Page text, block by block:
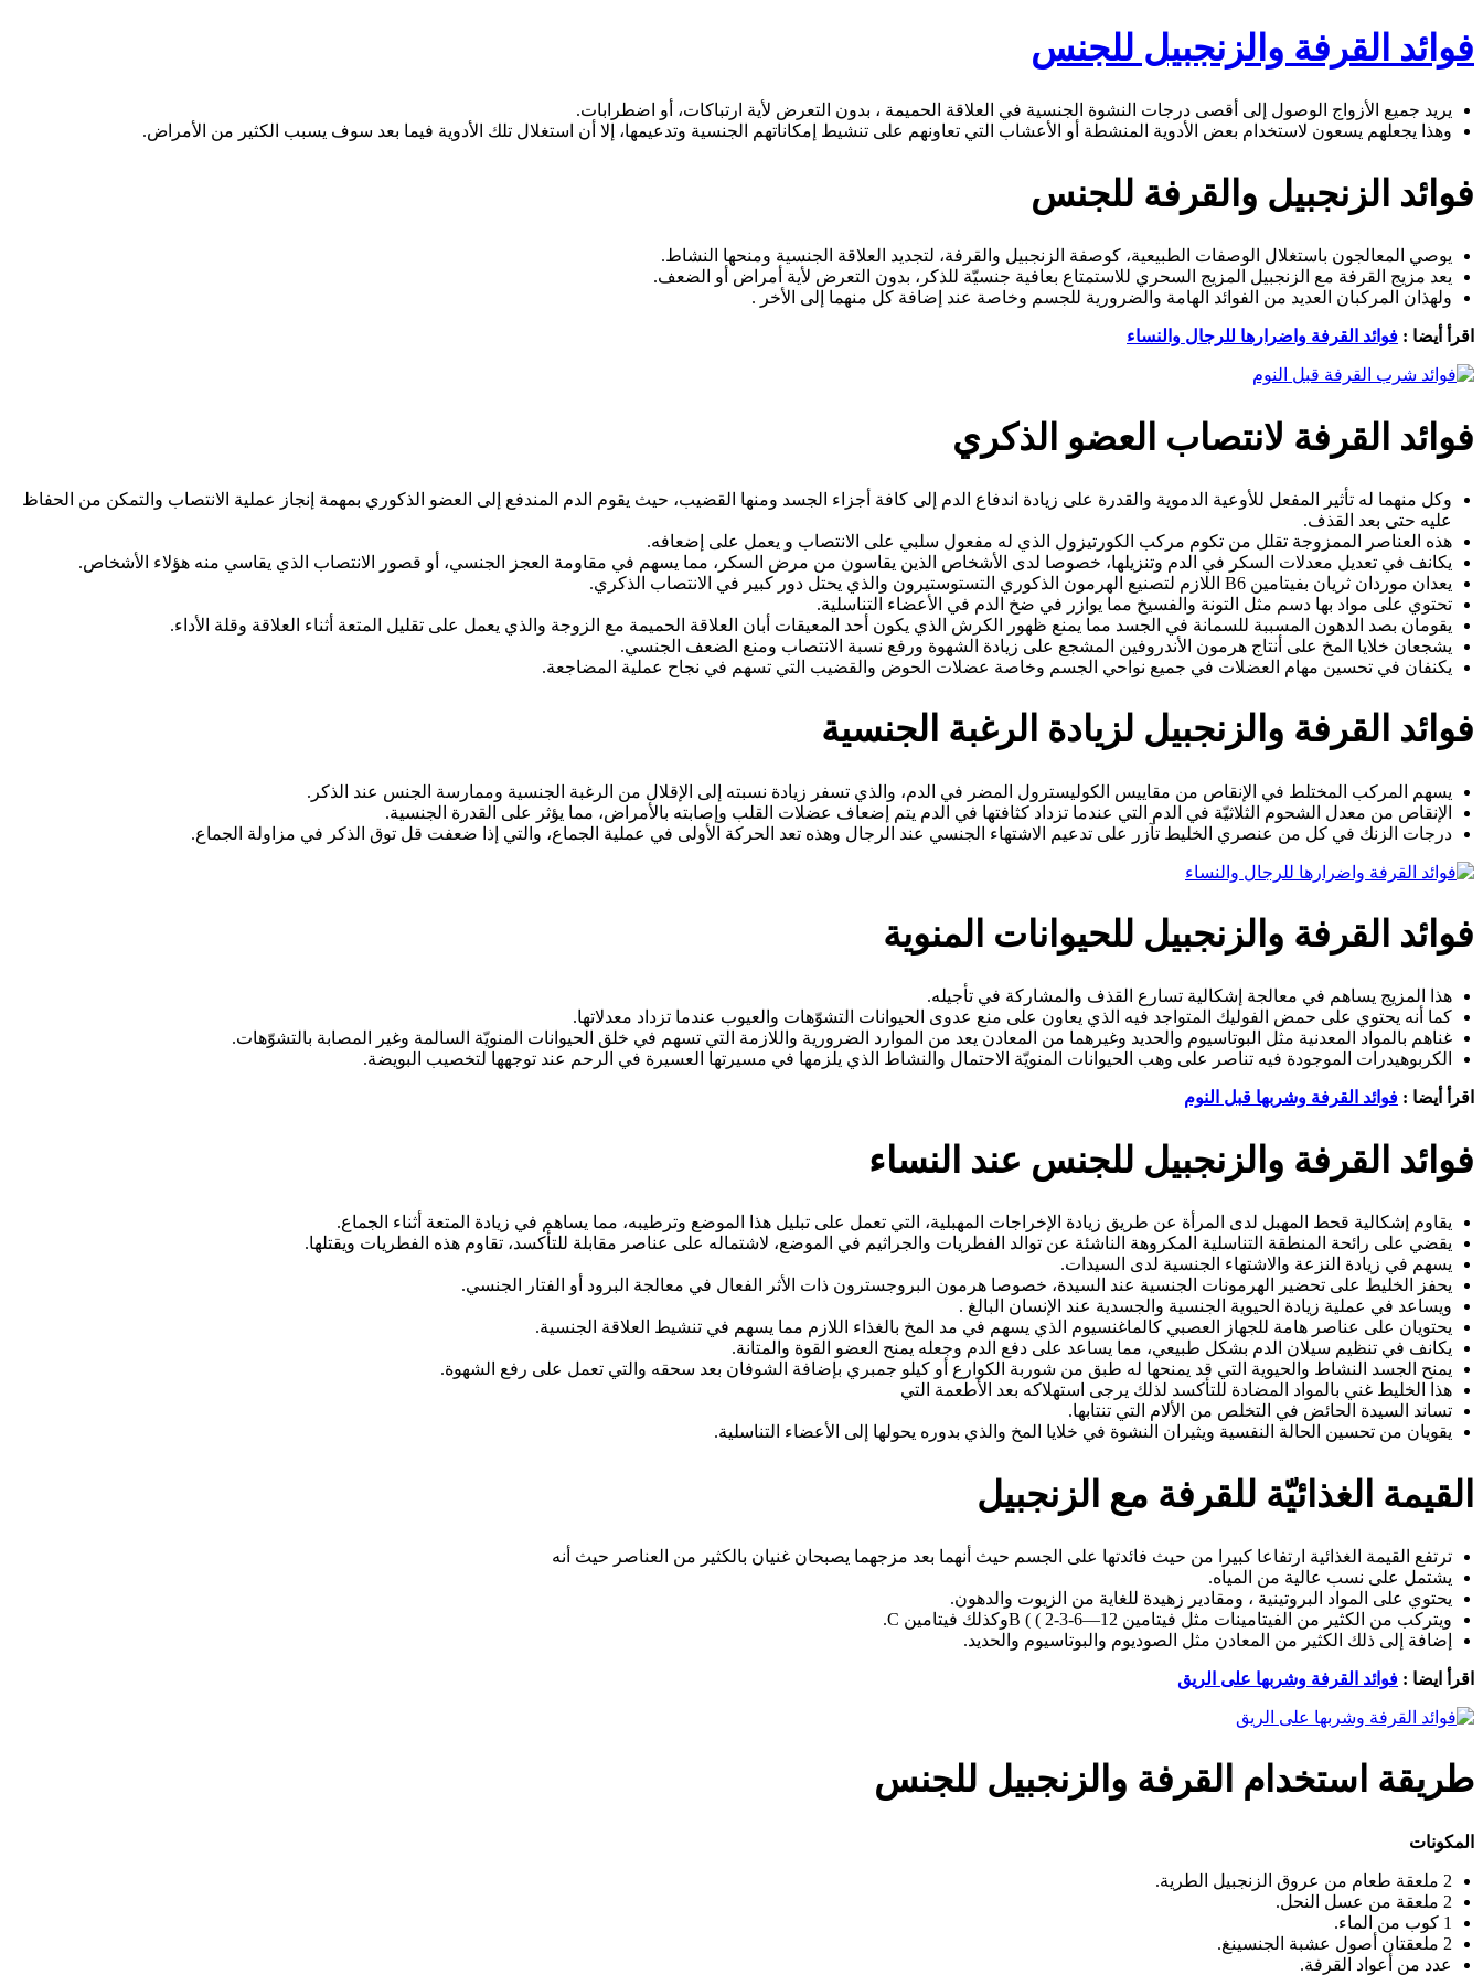
فوائد القرفة والزنجبيل للجنس
يريد جميع الأزواج الوصول إلى أقصى درجات النشوة الجنسية في العلاقة الحميمة ، بدون التعرض لأية ارتباكات، أو اضطرابات.
وهذا يجعلهم يسعون لاستخدام بعض الأدوية المنشطة أو الأعشاب التي تعاونهم على تنشيط إمكاناتهم الجنسية وتدعيمها، إلا أن استغلال تلك الأدوية فيما بعد سوف يسبب الكثير من الأمراض.
فوائد الزنجبيل والقرفة للجنس
يوصي المعالجون باستغلال الوصفات الطبيعية، كوصفة الزنجبيل والقرفة، لتجديد العلاقة الجنسية ومنحها النشاط.
يعد مزيج القرفة مع الزنجبيل المزيج السحري للاستمتاع بعافية جنسيّة للذكر، بدون التعرض لأية أمراض أو الضعف.
ولهذان المركبان العديد من الفوائد الهامة والضرورية للجسم وخاصة عند إضافة كل منهما إلى الأخر .
اقرأ أيضا : فوائد القرفة واضرارها للرجال والنساء
فوائد القرفة لانتصاب العضو الذكري
وكل منهما له تأثير المفعل للأوعية الدموية والقدرة على زيادة اندفاع الدم إلى كافة أجزاء الجسد ومنها القضيب، حيث يقوم الدم المندفع إلى العضو الذكوري بمهمة إنجاز عملية الانتصاب والتمكن من الحفاظ
عليه حتى بعد القذف.
هذه العناصر الممزوجة تقلل من تكوم مركب الكورتيزول الذي له مفعول سلبي على الانتصاب و يعمل على إضعافه.
يكانف في تعديل معدلات السكر في الدم وتنزيلها، خصوصا لدى الأشخاص الذين يقاسون من مرض السكر، مما يسهم في مقاومة العجز الجنسي، أو قصور الانتصاب الذي يقاسي منه هؤلاء الأشخاص.
يعدان موردان ثريان بفيتامين B6 اللازم لتصنيع الهرمون الذكوري التستوستيرون والذي يحتل دور كبير في الانتصاب الذكري.
تحتوي على مواد بها دسم مثل التونة والفسيخ مما يوازر في ضخ الدم في الأعضاء التناسلية.
يقومان بصد الدهون المسببة للسمانة في الجسد مما يمنع ظهور الكرش الذي يكون أحد المعيقات أبان العلاقة الحميمة مع الزوجة والذي يعمل على تقليل المتعة أثناء العلاقة وقلة الأداء.
يشجعان خلايا المخ على أنتاج هرمون الأندروفين المشجع على زيادة الشهوة ورفع نسبة الانتصاب ومنع الضعف الجنسي.
يكنفان في تحسين مهام العضلات في جميع نواحي الجسم وخاصة عضلات الحوض والقضيب التي تسهم في نجاح عملية المضاجعة.
فوائد القرفة والزنجبيل لزيادة الرغبة الجنسية
يسهم المركب المختلط في الإنقاص من مقاييس الكوليسترول المضر في الدم، والذي تسفر زيادة نسبته إلى الإقلال من الرغبة الجنسية وممارسة الجنس عند الذكر.
الإنقاص من معدل الشحوم الثلاثيّة في الدم التي عندما تزداد كثافتها في الدم يتم إضعاف عضلات القلب وإصابته بالأمراض، مما يؤثر على القدرة الجنسية.
درجات الزنك في كل من عنصري الخليط تآزر على تدعيم الاشتهاء الجنسي عند الرجال وهذه تعد الحركة الأولى في عملية الجماع، والتي إذا ضعفت قل توق الذكر في مزاولة الجماع.
فوائد القرفة والزنجبيل للحيوانات المنوية
هذا المزيج يساهم في معالجة إشكالية تسارع القذف والمشاركة في تأجيله.
كما أنه يحتوي على حمض الفوليك المتواجد فيه الذي يعاون على منع عدوى الحيوانات التشوّهات والعيوب عندما تزداد معدلاتها.
غناهم بالمواد المعدنية مثل البوتاسيوم والحديد وغيرهما من المعادن يعد من الموارد الضرورية واللازمة التي تسهم في خلق الحيوانات المنويّة السالمة وغير المصابة بالتشوّهات.
الكربوهيدرات الموجودة فيه تناصر على وهب الحيوانات المنويّة الاحتمال والنشاط الذي يلزمها في مسيرتها العسيرة في الرحم عند توجهها لتخصيب البويضة.
اقرأ أيضا : فوائد القرفة وشربها قبل النوم
فوائد القرفة والزنجبيل للجنس عند النساء
يقاوم إشكالية قحط المهبل لدى المرأة عن طريق زيادة الإخراجات المهبلية، التي تعمل على تبليل هذا الموضع وترطيبه، مما يساهم في زيادة المتعة أثناء الجماع.
يقضي على رائحة المنطقة التناسلية المكروهة الناشئة عن توالد الفطريات والجراثيم في الموضع، لاشتماله على عناصر مقابلة للتأكسد، تقاوم هذه الفطريات ويقتلها.
يسهم في زيادة النزعة والاشتهاء الجنسية لدى السيدات.
يحفز الخليط على تحضير الهرمونات الجنسية عند السيدة، خصوصا هرمون البروجسترون ذات الأثر الفعال في معالجة البرود أو الفتار الجنسي.
ويساعد في عملية زيادة الحيوية الجنسية والجسدية عند الإنسان البالغ .
يحتويان على عناصر هامة للجهاز العصبي كالماغنسيوم الذي يسهم في مد المخ بالغذاء اللازم مما يسهم في تنشيط العلاقة الجنسية.
يكانف في تنظيم سيلان الدم بشكل طبيعي، مما يساعد على دفع الدم وجعله يمنح العضو القوة والمتانة.
يمنح الجسد النشاط والحيوية التي قد يمنحها له طبق من شوربة الكوارع أو كيلو جمبري بإضافة الشوفان بعد سحقه والتي تعمل على رفع الشهوة.
هذا الخليط غني بالمواد المضادة للتأكسد لذلك يرجى استهلاكه بعد الأطعمة التي
تساند السيدة الحائض في التخلص من الألام التي تنتابها.
يقويان من تحسين الحالة النفسية ويثيران النشوة في خلايا المخ والذي بدوره يحولها إلى الأعضاء التناسلية.
القيمة الغذائيّة للقرفة مع الزنجبيل
ترتفع القيمة الغذائية ارتفاعا كبيرا من حيث فائدتها على الجسم حيث أنهما بعد مزجهما يصبحان غنيان بالكثير من العناصر حيث أنه
يشتمل على نسب عالية من المياه.
يحتوي على المواد البروتينية ، ومقادير زهيدة للغاية من الزيوت والدهون.
ويتركب من الكثير من الفيتامينات مثل فيتامين B ( ( 2-3-6—12وكذلك فيتامين C.
إضافة إلى ذلك الكثير من المعادن مثل الصوديوم والبوتاسيوم والحديد.
اقرأ ايضا : فوائد القرفة وشربها على الريق
طريقة استخدام القرفة والزنجبيل للجنس
المكونات
2 ملعقة طعام من عروق الزنجبيل الطرية.
2 ملعقة من عسل النحل.
1 كوب من الماء.
2 ملعقتان أصول عشبة الجنسينغ.
عدد من أعواد القرفة.